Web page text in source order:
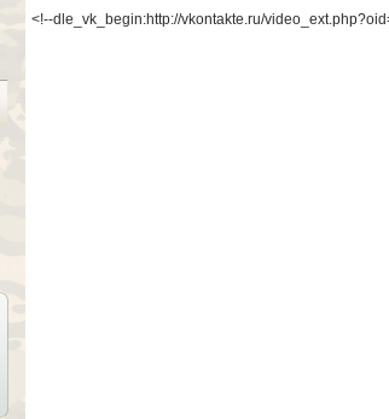
<!--dle_vk_begin:http://vkontakte.ru/